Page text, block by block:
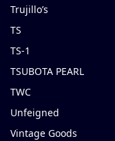
Trujillo’s
TS
TS-1
TSUBOTA PEARL
TWC
Unfeigned
Vintage Goods